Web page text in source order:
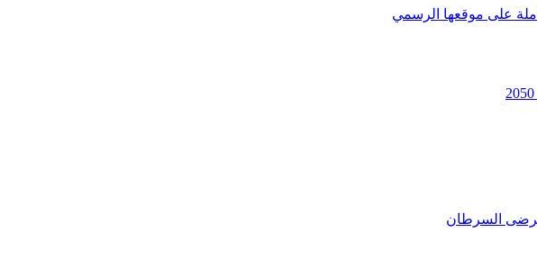
على موقعها الرسمي
مرضى السرطان